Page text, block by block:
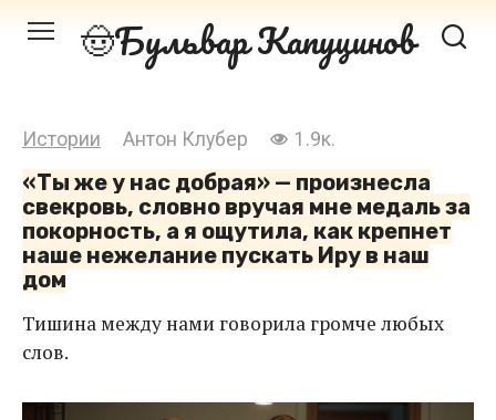
Перейти Бульвар Капуцинов
Истории Антон Клубер 1.9к.
«Ты же у нас добрая» — произнесла
свекровь, словно вручая мне медаль за
покорность, а я ощутила, как крепнет
наше нежелание пускать Иру в наш
дом
Тишина между нами говорила громче любых
слов.